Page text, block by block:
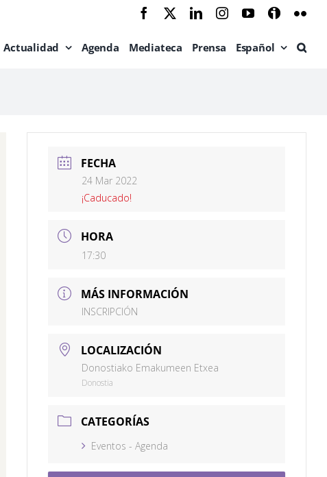
Facebook LinkedInInstagramYouTube
Ivoox
Actualidad Agenda Mediateca Prensa Español
FECHA
24 Mar 2022
¡Caducado!
HORA
17:30
MÁS INFORMACIÓN
INSCRIPCIÓN
LOCALIZACIÓN
Donostiako Emakumeen Etxea
Donostia
CATEGORÍAS
Eventos - Agenda